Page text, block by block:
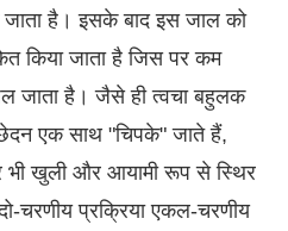
जाता है। इसके बाद इस जाल को
किया जाता है जिस पर कम
जाता है। जैसे ही त्वचा बहुलक
एक साथ "चिपके" जाते हैं,
भी खुली और आयामी रूप से स्थिर
चरणीय प्रक्रिया एकल-चरणीय